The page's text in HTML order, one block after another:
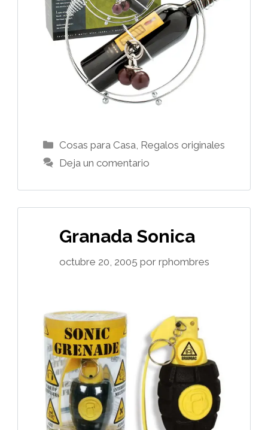
Categorías
Cosas para Casa, Regalos originales
Deja un comentario
Granada Sonica
octubre 20, 2005 por rphombres